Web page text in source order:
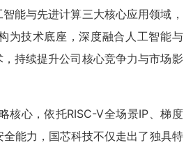
能与先进计算三大核心应用领域，
为技术底座，深度融合人工智能与
持续提升公司核心竞争力与市场影
核心，依托RISC-V全场景IP、梯度
能力，国芯科技不仅走出了独具特